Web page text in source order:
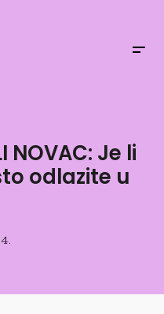
NOVAC: Je li
odlazite u